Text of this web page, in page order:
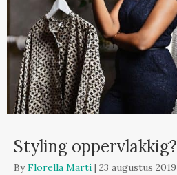
Styling oppervlakkig?
ByFlorella Marti | 23 augustus 2019